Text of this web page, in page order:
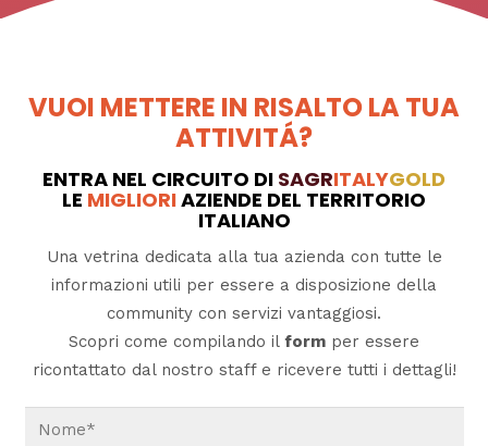
VUOI METTERE IN RISALTO LA TUA
ATTIVITÁ?
ENTRA NEL CIRCUITO DI SAGRITALYGOLD
LE MIGLIORIAZIENDE DEL TERRITORIO
ITALIANO
Una vetrina dedicata alla tua azienda con tutte le
informazioni utili per essere a disposizione della
community con servizi vantaggiosi.
Scopri come compilando il form per essere
ricontattato dal nostro staff e ricevere tutti i dettagli!